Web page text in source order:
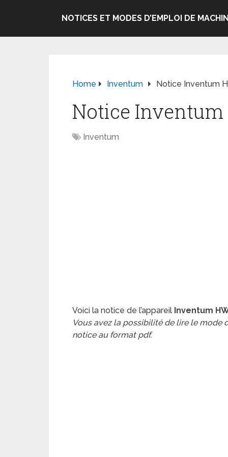
NOTICES ET MODES D’EMPLOI DE
Home Inventum Notice Inventum
Notice Inventum
Inventum
Voici la notice de l’appareil Inventum
Vous avez la possibilité de lire le mode
notice au format pdf.